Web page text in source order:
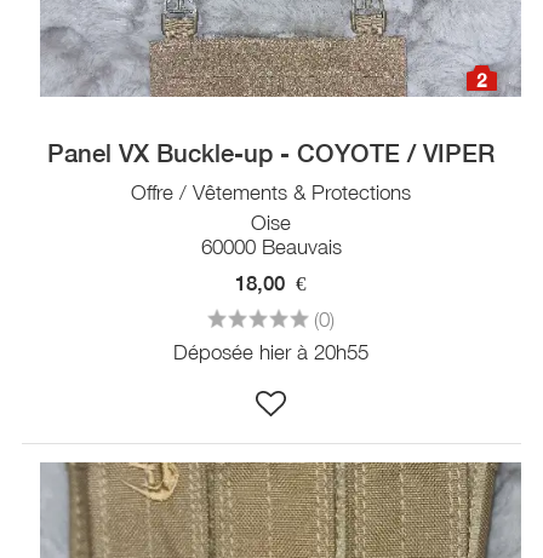
2
Panel VX Buckle-up - COYOTE / VIPER
Offre / Vêtements & Protections
Oise
60000 Beauvais
18,00 €
(0)
Déposée hier à 20h55